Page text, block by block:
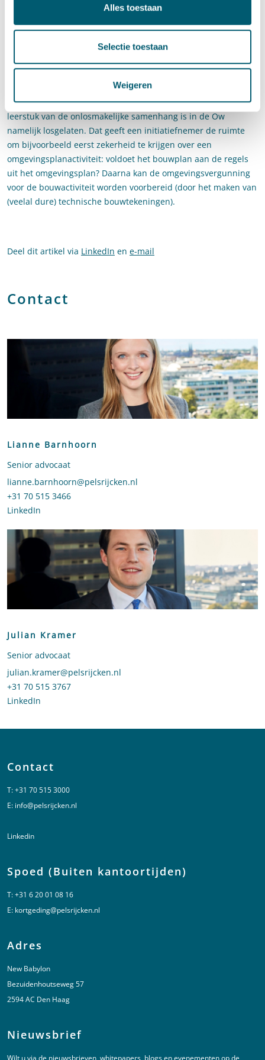
Alles toestaan
Selectie toestaan
Weigeren
verwachting zal in veel gevallen nog slechts één (of géén) van
zijn. Dat scheelt in het aanleveren van gegevens en dus in
administratieve lasten. Daarnaast biedt het nieuwe stelsel
initiatiefnemers meer flexibiliteit. Als toch voor beide
activiteiten een vergunning nodig is, dan kunnen die uiteraard
(zoals ook nu het geval is onder de wabo) in één keer worden
aangevraagd. De aanvraag kan ook worden opgesplitst. Het
leerstuk van de onlosmakelijke samenhang is in de Ow
namelijk losgelaten. Dat geeft een initiatiefnemer de ruimte
om bijvoorbeeld eerst zekerheid te krijgen over een
omgevingsplanactiviteit: voldoet het bouwplan aan de regels
uit het omgevingsplan? Daarna kan de omgevingsvergunning
voor de bouwactiviteit worden voorbereid (door het maken van
(veelal dure) technische bouwtekeningen).
Deel dit artikel via LinkedIn en e-mail
Contact
Lianne Barnhoorn
Senior advocaat
Stuur een e-mail naar Lianne Barnhoorn
lianne.barnhoorn@pelsrijcken.nl
Bel naar Lianne Barnhoorn
+31 70 515 3466
LinkedIn
Julian Kramer
Senior advocaat
Stuur een e-mail naar Julian Kramer
julian.kramer@pelsrijcken.nl
Bel naar Julian Kramer
+31 70 515 3767
LinkedIn
Contact
T:+31 70 515 3000
E: info@pelsrijcken.nl
Linkedin
Spoed (Buiten kantoortijden)
T:+31 6 20 01 08 16
E: kortgeding@pelsrijcken.nl
Adres
New Babylon
Bezuidenhoutseweg 57
2594 AC Den Haag
Nieuwsbrief